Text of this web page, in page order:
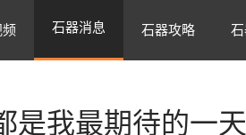
频 石器消息 石器攻略
是我最期待的一天